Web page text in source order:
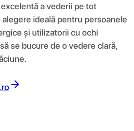
a vederii pe tot
ideală pentru persoanele
și utilizatorii cu ochi
se bucure de o vedere clară,